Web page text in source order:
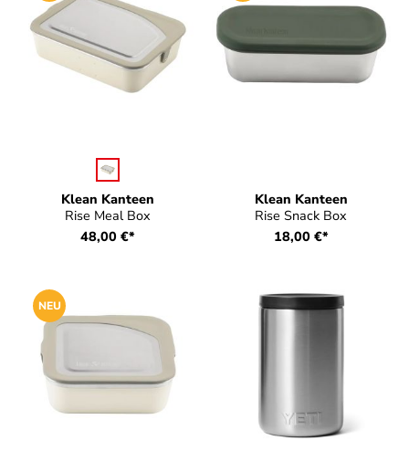
Klean Kanteen
Rise Meal Box
Farbeauswählen
48,00 €*
Klean Kanteen
Rise Snack Box
18,00 €*
NEU